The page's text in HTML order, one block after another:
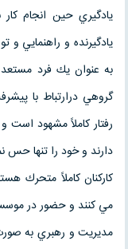
يادگيري حين انجام
يادگيرنده و راهنمايي و
به عنوان يك فرد مستعد
گروهي درارتباط با
رفتار كاملاً مشهود است
دارند و خود را تنها حس
كاركنان كاملاً متحرك
مي كنند و حضور در
مديريت و رهبري به